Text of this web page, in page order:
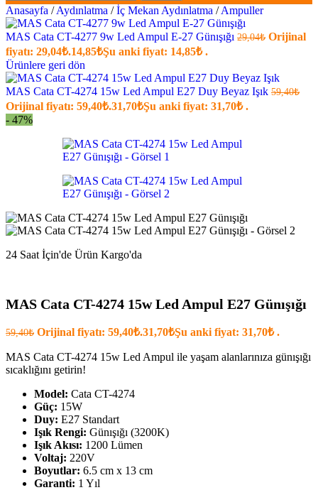
Anasayfa / Aydınlatma / İç Mekan Aydınlatma / Ampuller
MAS Cata CT-4277 9w Led Ampul E-27 Günışığı 29,04₺ Orijinal
fiyatı: 29,04₺.14,85₺Şu anki fiyat: 14,85₺ .
Ürünlere geri dön
MAS Cata CT-4274 15w Led Ampul E27 Duy Beyaz Işık 59,40₺
Orijinal fiyatı: 59,40₺.31,70₺Şu anki fiyat: 31,70₺ .
- 47%
24 Saat İçin'de Ürün Kargo'da
MAS Cata CT-4274 15w Led Ampul E27 Günışığı
59,40₺ Orijinal fiyatı: 59,40₺.31,70₺Şu anki fiyat: 31,70₺ .
MAS Cata CT-4274 15w Led Ampul ile yaşam alanlarınıza günışığı
sıcaklığını getirin!
Model: Cata CT-4274
Güç: 15W
Duy: E27 Standart
Işık Rengi: Günışığı (3200K)
Işık Akısı: 1200 Lümen
Voltaj: 220V
Boyutlar: 6.5 cm x 13 cm
Garanti: 1 Yıl